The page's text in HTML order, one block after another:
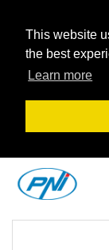
This website
the best
Learn more
Inhalt
springen